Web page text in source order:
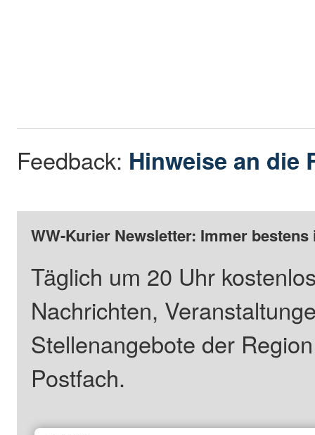
Feedback: Hinweise an die
WW-Kurier Newsletter: Immer
Täglich um 20 Uhr
Nachrichten,
Stellenangebote der
Postfach.